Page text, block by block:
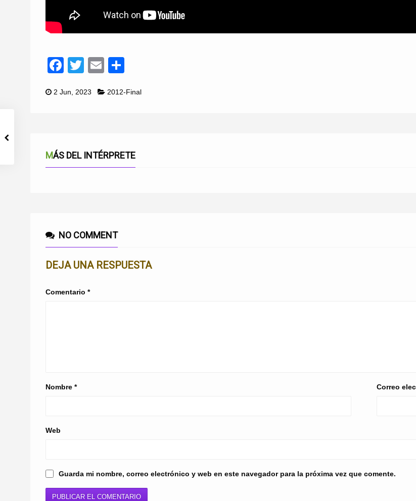
Facebook
TwitterEmail
2 Jun, 2023 2012-Final
MÁS DEL INTÉRPRETE
NO COMMENT
DEJA UNA RESPUESTA
Comentario *
Nombre * Correo
Web
Guarda mi nombre, correo electrónico y web en este navegador para la próxima vez que comente.